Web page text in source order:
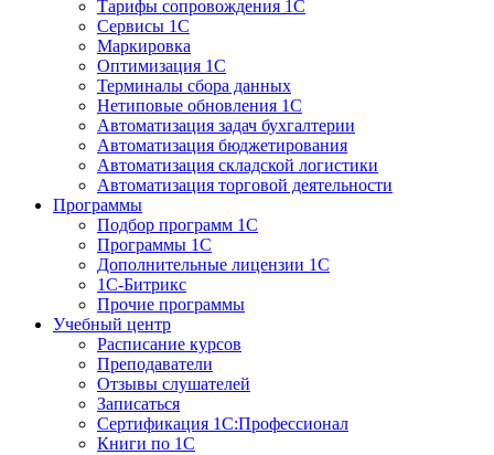
Тарифы сопровождения 1С
Сервисы 1С
Маркировка
Оптимизация 1С
Терминалы сбора данных
Нетиповые обновления 1С
Автоматизация задач бухгалтерии
Автоматизация бюджетирования
Автоматизация складской логистики
Автоматизация торговой деятельности
Программы
Подбор программ 1С
Программы 1С
Дополнительные лицензии 1С
1С-Битрикс
Прочие программы
Учебный центр
Расписание курсов
Преподаватели
Отзывы слушателей
Записаться
Сертификация 1С:Профессионал
Книги по 1С